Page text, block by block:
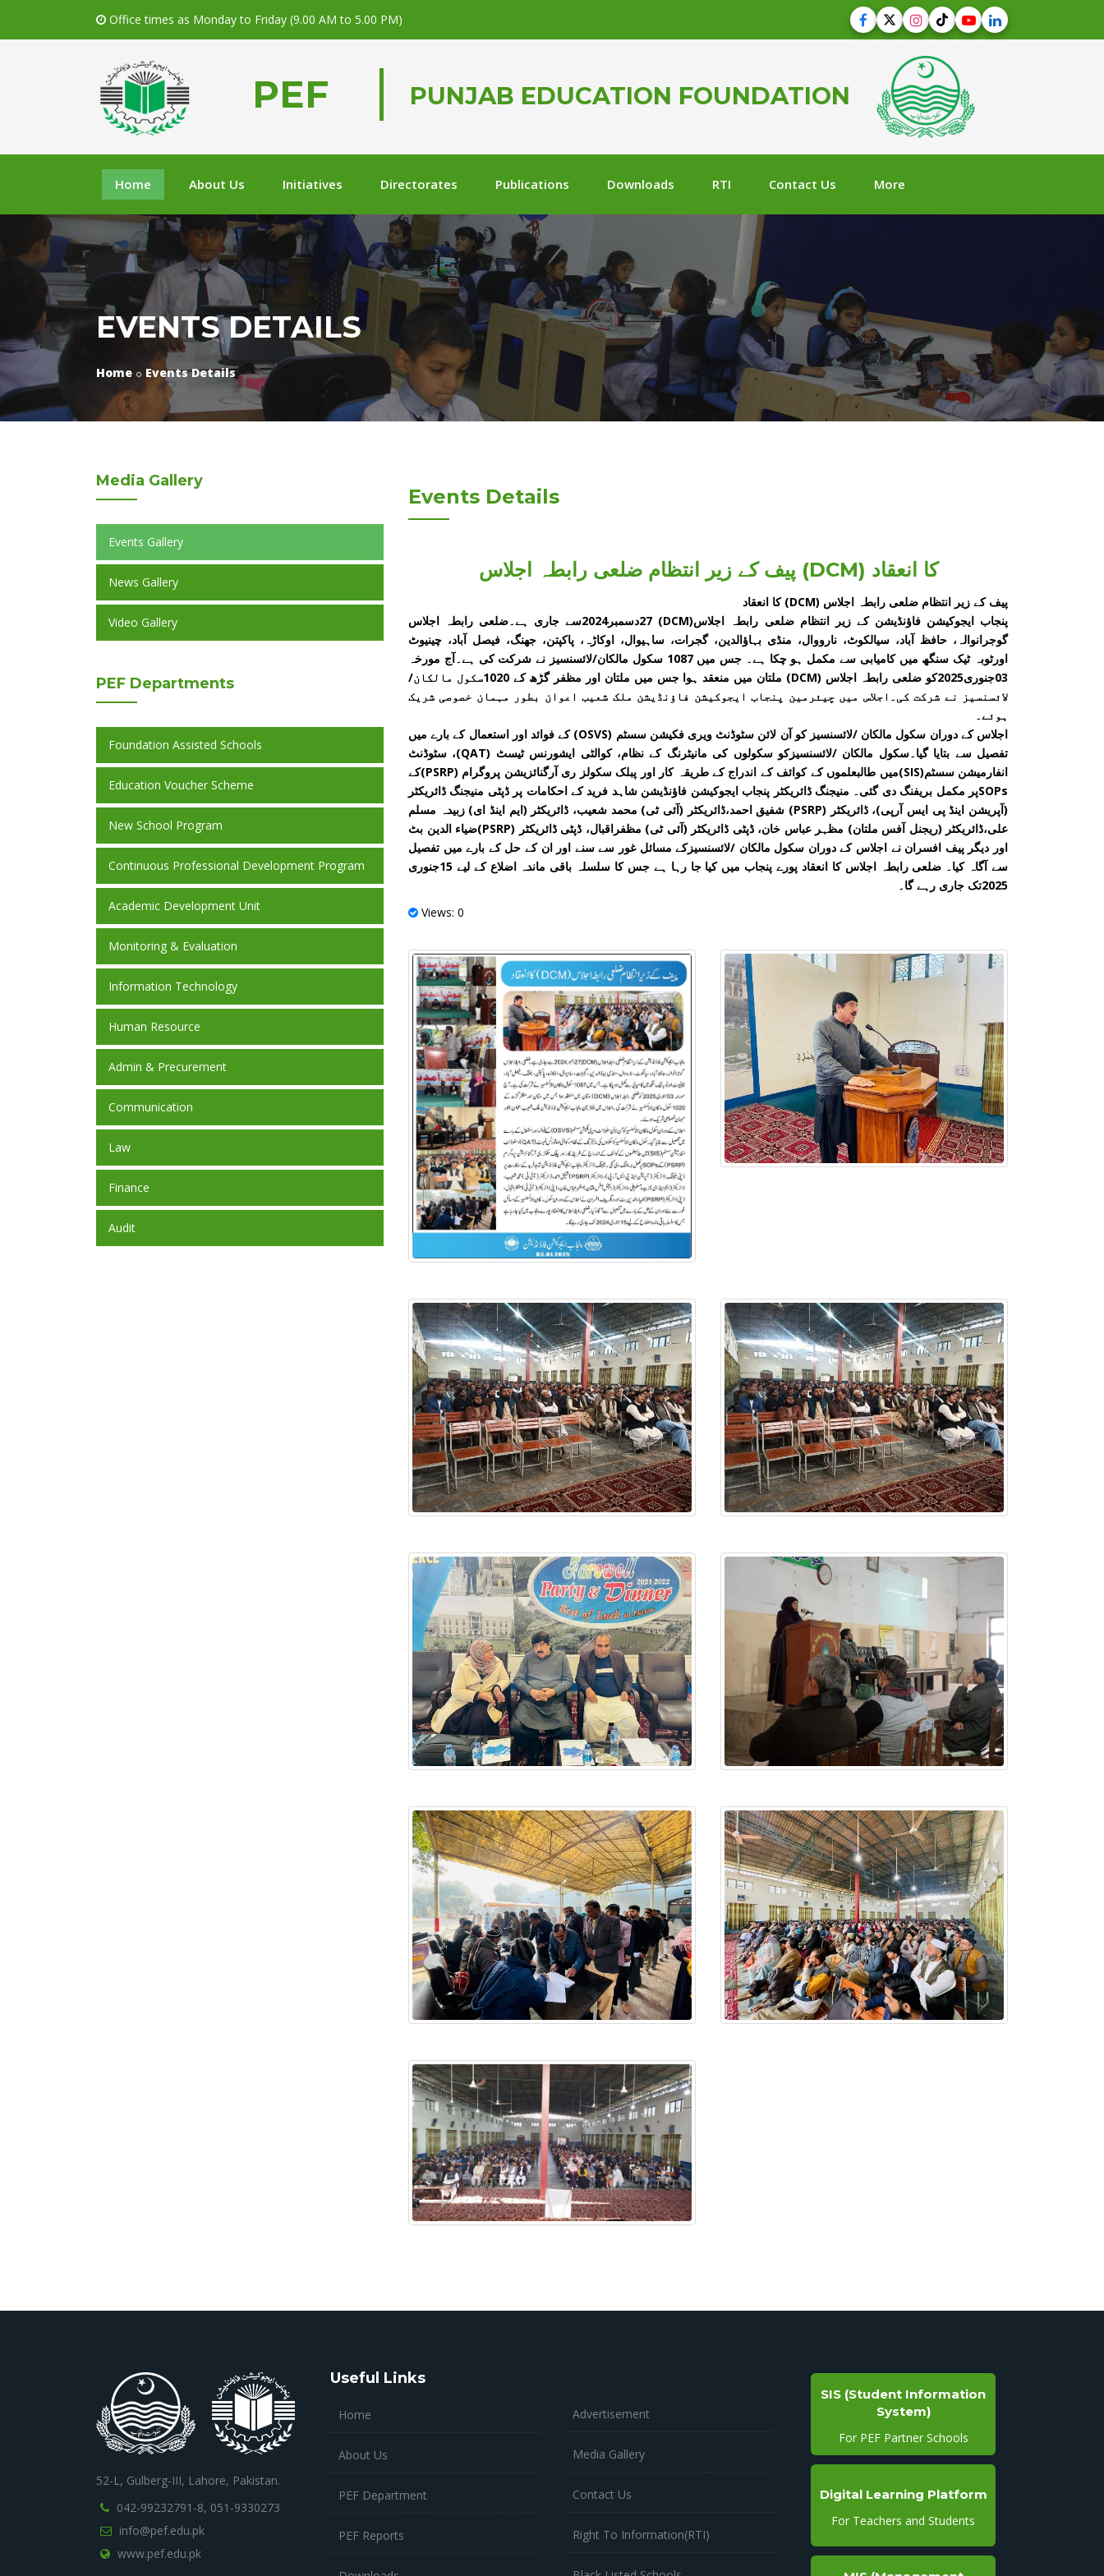
Office times as Monday to Friday (9.00 AM to 5.00 PM)
PEF PUNJAB EDUCATION FOUNDATION
Home About Us Initiatives Directorates Publications Downloads RTI Contact Us More
EVENTS DETAILS
Home Events Details
Media Gallery
Events Gallery
News Gallery
Video Gallery
PEF Departments
Foundation Assisted Schools
Education Voucher Scheme
New School Program
Continuous Professional Development Program
Academic Development Unit
Monitoring & Evaluation
Information Technology
Human Resource
Admin & Precurement
Communication
Law
Finance
Audit
Events Details
پیف کے زیر انتظام ضلعی رابطہ اجلاس (DCM) کا انعقاد
پیف کے زیر انتظام ضلعی رابطہ اجلاس (DCM) کا انعقاد
پنجاب ایجوکیشن فاؤنڈیشن کے زیر انتظام ضلعی رابطہ اجلاس(DCM) 27دسمبر2024سے جاری ہے۔ضلعی رابطہ اجلاس
گوجرانوالہ، حافظ آباد، سیالکوٹ، نارووال، منڈی بہاؤالدین، گجرات، ساہیوال، اوکاڑہ، پاکپتن، جھنگ، فیصل آباد، چینیوٹ
اورٹوبہ ٹیک سنگھ میں کامیابی سے مکمل ہو چکا ہے۔ جس میں 1087 سکول مالکان/لائسنسیز نے شرکت کی ہے۔آج مورخہ
03جنوری2025کو ضلعی رابطہ اجلاس (DCM) ملتان میں منعقد ہوا جس میں ملتان اور مظفر گڑھ کے 1020سکول مالکان/
لائسنسیز نے شرکت کی۔اجلاس میں چیئرمین پنجاب ایجوکیشن فاؤنڈیشن ملک شعیب اعوان بطور مہمان خصوصی شریک
ہوئے۔
اجلاس کے دوران سکول مالکان /لائسنسیز کو آن لائن سٹوڈنٹ ویری فکیشن سسٹم (OSVS) کے فوائد اور استعمال کے بارے میں
تفصیل سے بتایا گیا۔سکول مالکان /لائسنسیزکو سکولوں کی مانیٹرنگ کے نظام، کوالٹی ایشورنس ٹیسٹ (QAT)، سٹوڈنٹ
انفارمیشن سسٹم(SIS)میں طالبعلموں کے کوائف کے اندراج کے طریقہ کار اور پبلک سکولز ری آرگنائزیشن پروگرام (PSRP)کے
SOPsپر مکمل بریفنگ دی گئی۔ منیجنگ ڈائریکٹر پنجاب ایجوکیشن فاؤنڈیشن شاہد فرید کے احکامات پر ڈپٹی منیجنگ ڈائریکٹر
(آپریشن اینڈ پی ایس آرپی)، ڈائریکٹر (PSRP) شفیق احمد،ڈائریکٹر (آئی ٹی) محمد شعیب، ڈائریکٹر (ایم اینڈ ای) زبیدہ مسلم
علی،ڈائریکٹر (ریجنل آفس ملتان) مظہر عباس خان، ڈپٹی ڈائریکٹر (آئی ٹی) مظفراقبال، ڈپٹی ڈائریکٹر (PSRP)ضیاء الدین بٹ
اور دیگر پیف افسران نے اجلاس کے دوران سکول مالکان /لائسنسیزکے مسائل غور سے سنے اور ان کے حل کے بارے میں تفصیل
سے آگاہ کیا۔ ضلعی رابطہ اجلاس کا انعقاد پورے پنجاب میں کیا جا رہا ہے جس کا سلسلہ باقی ماندہ اضلاع کے لیے 15جنوری
2025تک جاری رہے گا۔
Views: 0
52-L, Gulberg-III, Lahore, Pakistan.
042-99232791-8, 051-9330273
info@pef.edu.pk
www.pef.edu.pk
Useful Links
Home
About Us
PEF Department
PEF Reports
Advertisement
Media Gallery
Contact Us
Right To Information(RTI)
SIS (Student Information
System)
For PEF Partner Schools
Digital Learning Platform
For Teachers and Students